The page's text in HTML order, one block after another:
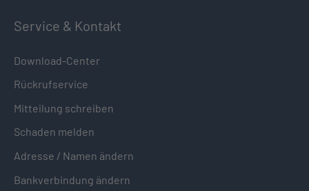
Service & Kontakt
Download-Center
Rückrufservice
Mitteilung schreiben
Schaden melden
Adresse / Namen ändern
Bankverbindung ändern